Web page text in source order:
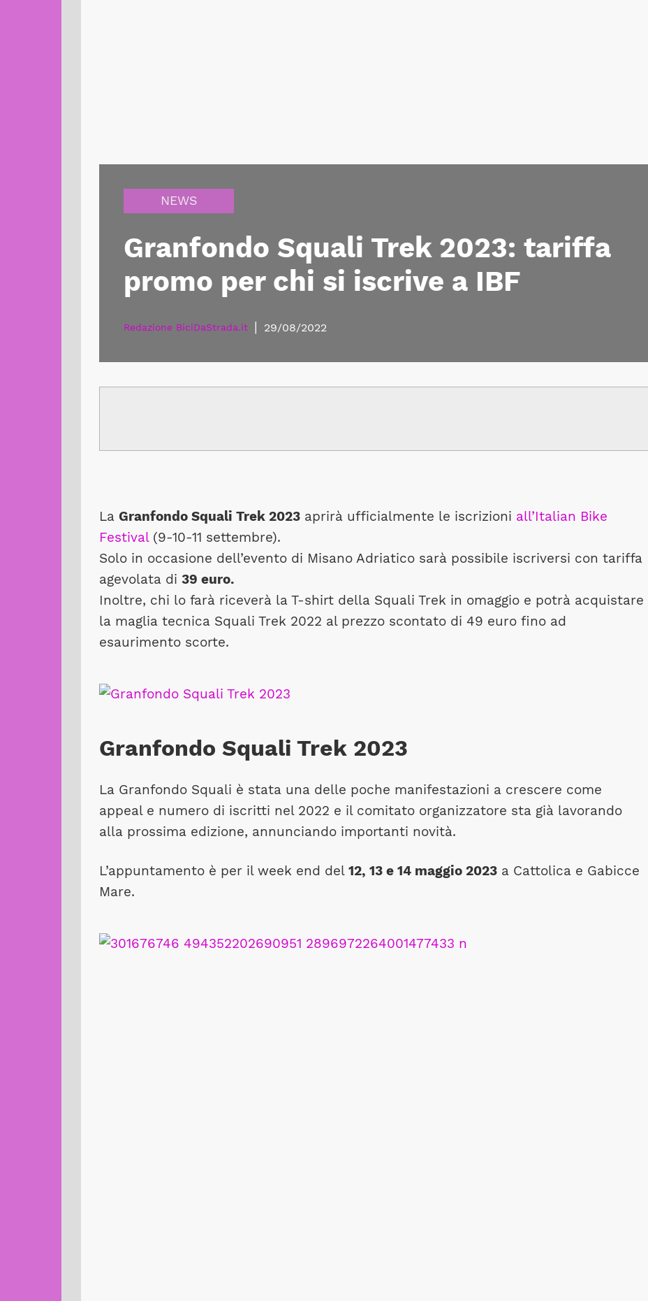
NEWS
Granfondo Squali Trek 2023: tariffa
promo per chi si iscrive a IBF
Redazione BiciDaStrada.it | 29/08/2022
La Granfondo Squali Trek 2023 aprirà ufficialmente le iscrizioni all’Italian Bike
Festival(9-10-11 settembre).
Solo in occasione dell’evento di Misano Adriatico sarà possibile iscriversi con tariffa
agevolata di 39 euro.
Inoltre, chi lo farà riceverà la T-shirt della Squali Trek in omaggio e potrà acquistare
la maglia tecnica Squali Trek 2022 al prezzo scontato di 49 euro fino ad
esaurimento scorte.
Granfondo Squali Trek 2023
La Granfondo Squali è stata una delle poche manifestazioni a crescere come
appeal e numero di iscritti nel 2022 e il comitato organizzatore sta già lavorando
alla prossima edizione, annunciando importanti novità.
L’appuntamento è per il week end del 12, 13 e 14 maggio 2023 a Cattolica e Gabicce
Mare.